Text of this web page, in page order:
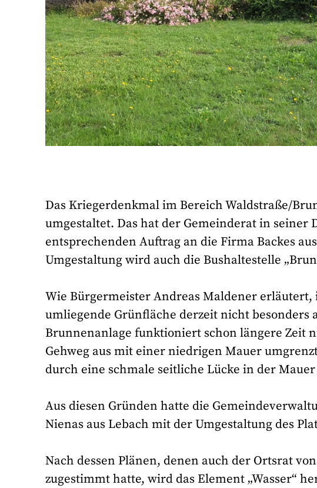
Das Kriegerdenkmal im Bereich Waldstraße/
umgestaltet. Das hat der Gemeinderat in seiner
entsprechenden Auftrag an die Firma Backes
Umgestaltung wird auch die Bushaltestelle
Wie Bürgermeister Andreas Maldener erläutert,
umliegende Grünfläche derzeit nicht besonders
Brunnenanlage funktioniert schon längere Zeit
Gehweg aus mit einer niedrigen Mauer
durch eine schmale seitliche Lücke in der
Aus diesen Gründen hatte die
Nienas aus Lebach mit der Umgestaltung des
Nach dessen Plänen, denen auch der Ortsrat
zugestimmt hatte, wird das Element „Wasser“